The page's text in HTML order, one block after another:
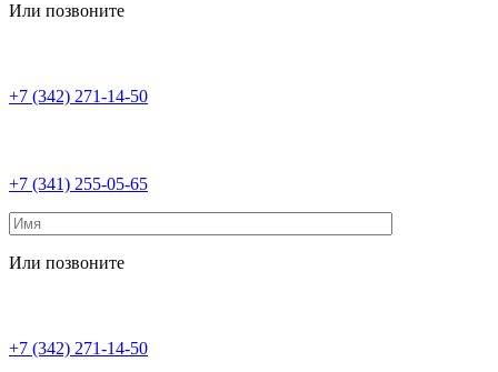
Или позвоните
+7 (342) 271-14-50
+7 (341) 255-05-65
Или позвоните
+7 (342) 271-14-50